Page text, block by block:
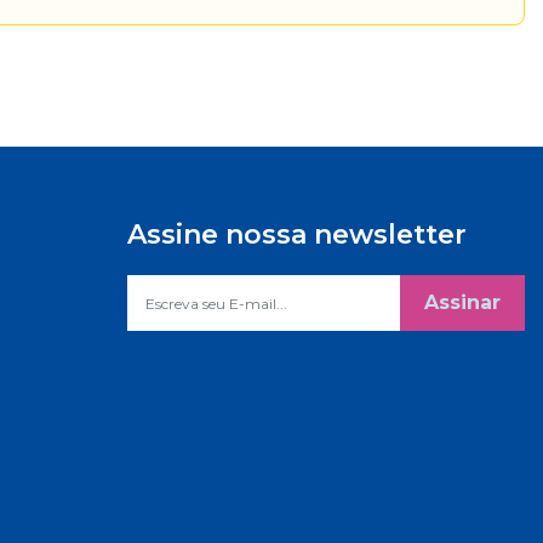
Assine nossa newsletter
Assinar